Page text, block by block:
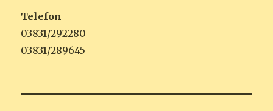
Telefon
03831/292280
03831/289645